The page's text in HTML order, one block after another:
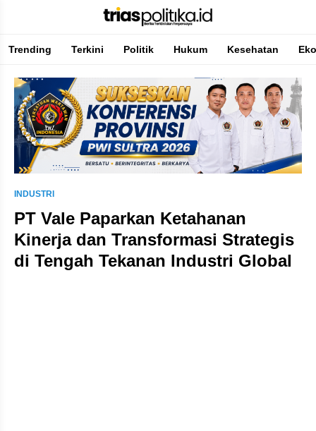
Berita Terkini & Terpercaya
Trending Terkini Politik Hukum Kesehatan
INDUSTRI
PT Vale Paparkan Ketahanan
Kinerja dan Transformasi Strategis
di Tengah Tekanan Industri Global